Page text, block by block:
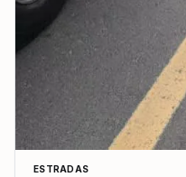
ESTRADAS